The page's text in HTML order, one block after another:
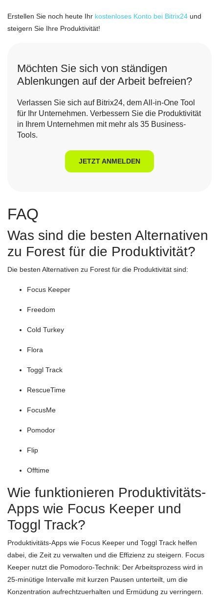
Erstellen Sie noch heute Ihr kostenloses Konto bei Bitrix24 und
steigern Sie Ihre Produktivität!
Möchten Sie sich von ständigen
Ablenkungen auf der Arbeit befreien?
Verlassen Sie sich auf Bitrix24, dem All-in-One Tool
für Ihr Unternehmen. Verbessern Sie die Produktivität
in Ihrem Unternehmen mit mehr als 35 Business-
Tools.
JETZT ANMELDEN
FAQ
Was sind die besten Alternativen
zu Forest für die Produktivität?
Die besten Alternativen zu Forest für die Produktivität sind:
Focus Keeper
Freedom
Cold Turkey
Flora
Toggl Track
RescueTime
FocusMe
Pomodor
Flip
Offtime
Wie funktionieren Produktivitäts-
Apps wie Focus Keeper und
Toggl Track?
Produktivitäts-Apps wie Focus Keeper und Toggl Track helfen
dabei, die Zeit zu verwalten und die Effizienz zu steigern. Focus
Keeper nutzt die Pomodoro-Technik: Der Arbeitsprozess wird in
25-minütige Intervalle mit kurzen Pausen unterteilt, um die
Konzentration aufrechtzuerhalten und Ermüdung zu verringern.